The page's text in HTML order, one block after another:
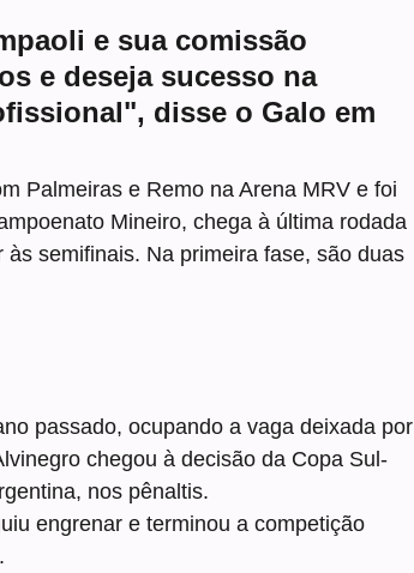
e sua comissão
e deseja sucesso na
disse o Galo em
Palmeiras e Remo na Arena MRV e foi
Mineiro, chega à última rodada
semifinais. Na primeira fase, são duas
passado, ocupando a vaga deixada por
chegou à decisão da Copa Sul-
nos pênaltis.
engrenar e terminou a competição